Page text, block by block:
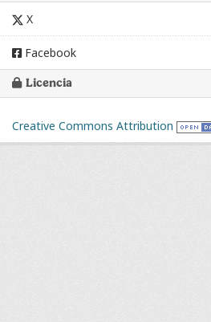
X
Facebook
Licencia
Creative Commons Attribution